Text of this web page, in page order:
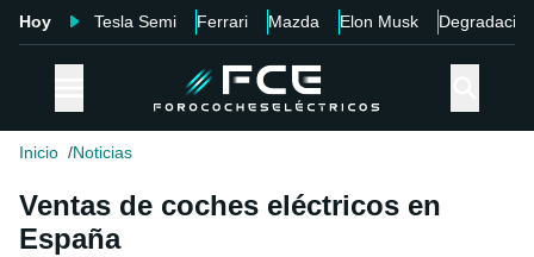
Hoy Tesla Semi Ferrari Mazda Elon Musk Degradación
Inicio Noticias
Ventas de coches eléctricos en
España